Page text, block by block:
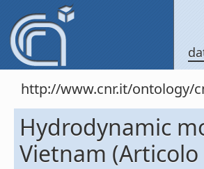
http://www.cnr.it/ontology/
Hydrodynamic
Vietnam